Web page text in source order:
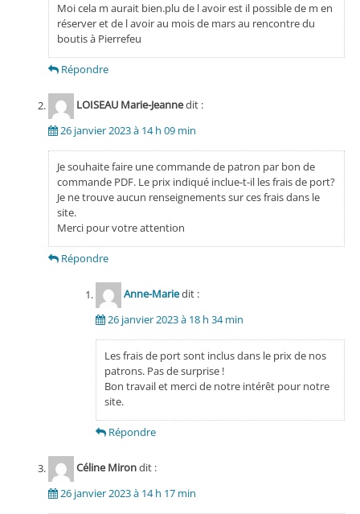
Moi cela m aurait bien.plu de l avoir est il possible de m en
réserver et de l avoir au mois de mars au rencontre du
boutis à Pierrefeu
Répondre
LOISEAU Marie-Jeannedit :
26 janvier 2023 à 14 h 09 min
Je souhaite faire une commande de patron par bon de
commande PDF. Le prix indiqué inclue-t-il les frais de port?
Je ne trouve aucun renseignements sur ces frais dans le
site.
Merci pour votre attention
Répondre
Anne-Mariedit :
26 janvier 2023 à 18 h 34 min
Les frais de port sont inclus dans le prix de nos
patrons. Pas de surprise !
Bon travail et merci de notre intérêt pour notre
site.
Répondre
Céline Mirondit :
26 janvier 2023 à 14 h 17 min